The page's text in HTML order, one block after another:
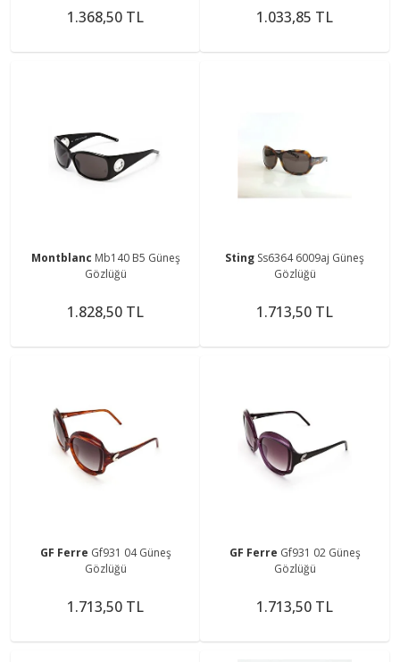
1.368,50 TL 1.033,85 TL
Montblanc Mb140 B5 Güneş
Gözlüğü
1.828,50 TL
Sting Ss6364 6009aj Güneş
Gözlüğü
1.713,50 TL
GF Ferre Gf931 04 Güneş
Gözlüğü
1.713,50 TL
GF Ferre Gf931 02 Güneş
Gözlüğü
1.713,50 TL